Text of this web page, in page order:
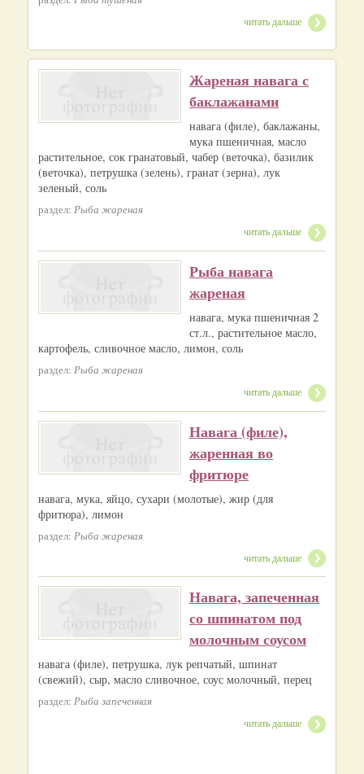
читать дальше
Жареная навага с
баклажанами
навага (филе), баклажаны,
мука пшеничная, масло
растительное, сок гранатовый, чабер (веточка), базилик
(веточка), петрушка (зелень), гранат (зерна), лук
зеленый, соль
раздел: Рыба жареная
читать дальше
Рыба навага
жареная
навага, мука пшеничная 2
ст.л., растительное масло,
картофель, сливочное масло, лимон, соль
раздел: Рыба жареная
читать дальше
Навага (филе),
жаренная во
фритюре
навага, мука, яйцо, сухари (молотые), жир (для
фритюра), лимон
раздел: Рыба жареная
читать дальше
Навага, запеченная
со шпинатом под
молочным соусом
навага (филе), петрушка, лук репчатый, шпинат
(свежий), сыр, масло сливочное, соус молочный, перец
раздел: Рыба запеченная
читать дальше